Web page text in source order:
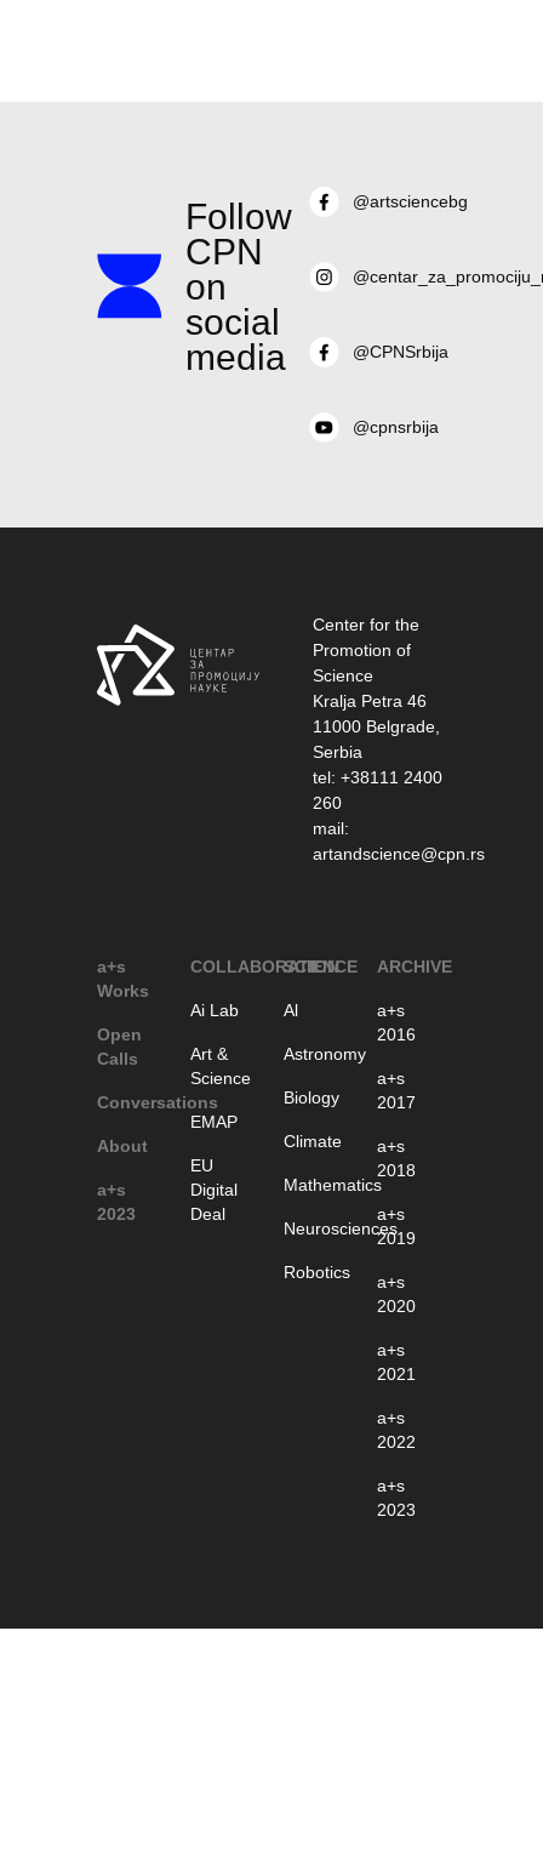
Follow
CPN
on
social
media
@artsciencebg
@CPNSrbija
@cpnsrbija
Center for the
Promotion of
Science
Kralja Petra 46
11000 Belgrade,
Serbia
tel: +38111 2400
260
mail:
artandscience@cpn.rs
a+s
Works
Open
Calls
Conversations
About
a+s
2023
COLLABORATION
Ai Lab
Art &
Science
EMAP
EU
Digital
Deal
SCIENCE
Al
Astronomy
Biology
Climate
Mathematics
Neurosciences
Robotics
ARCHIVE
a+s
2016
a+s
2017
a+s
2018
a+s
2019
a+s
2020
a+s
2021
a+s
2022
a+s
2023